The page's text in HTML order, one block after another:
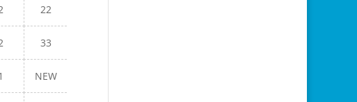
22
33
NEW